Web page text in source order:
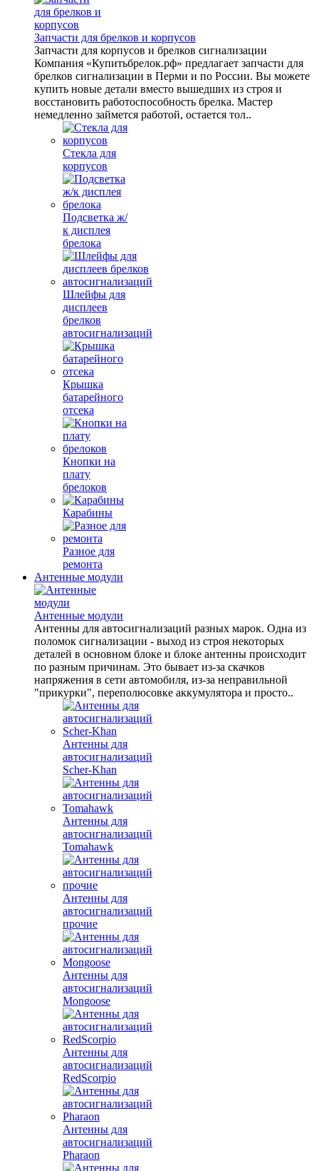
Запчасти для брелков и корпусов
Запчасти для корпусов и брелков сигнализации
Компания «Купитьбрелок.рф» предлагает запчасти для
брелков сигнализации в Перми и по России. Вы можете
купить новые детали вместо вышедших из строя и
восстановить работоспособность брелка. Мастер
немедленно займется работой, остается тол..
Стекла для
корпусов
Подсветка ж/
к дисплея
брелока
Шлейфы для
дисплеев
брелков
автосигнализаций
Крышка
батарейного
отсека
Кнопки на
плату
брелоков
Карабины
Разное для
ремонта
Антенные модули
Антенные модули
Антенны для автосигнализаций разных марок. Одна из
поломок сигнализации - выход из строя некоторых
деталей в основном блоке и блоке антенны происходит
по разным причинам. Это бывает из-за скачков
напряжения в сети автомобиля, из-за неправильной
"прикурки", переполюсовке аккумулятора и просто..
Антенны для
автосигнализаций
Scher-Khan
Антенны для
автосигнализаций
Tomahawk
Антенны для
автосигнализаций
прочие
Антенны для
автосигнализаций
Mongoose
Антенны для
автосигнализаций
RedScorpio
Антенны для
автосигнализаций
Pharaon